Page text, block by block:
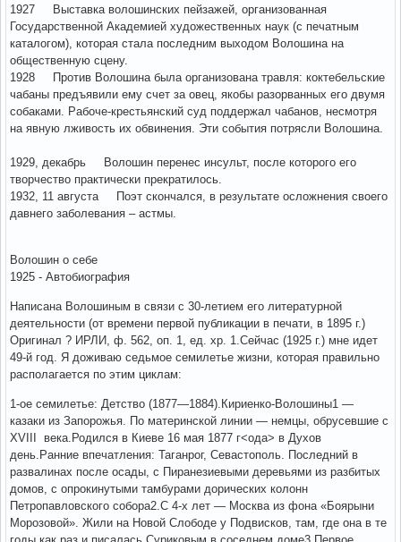
1927 Выставка волошинских пейзажей, организованная
Государственной Академией художественных наук (с печатным
каталогом), которая стала последним выходом Волошина на
общественную сцену.
1928 Против Волошина была организована травля: коктебельские
чабаны предъявили ему счет за овец, якобы разорванных его двумя
собаками. Рабоче-крестьянский суд поддержал чабанов, несмотря
на явную лживость их обвинения. Эти события потрясли Волошина.
1929, декабрь Волошин перенес инсульт, после которого его
творчество практически прекратилось.
1932, 11 августа Поэт скончался, в результате осложнения своего
давнего заболевания – астмы.
Волошин о себе
1925 - Автобиография
Написана Волошиным в связи с 30-летием его литературной
деятельности (от времени первой публикации в печати, в 1895 г.)
Оригинал ? ИРЛИ, ф. 562, оп. 1, ед. хр. 1.Сейчас (1925 г.) мне идет
49-й год. Я доживаю седьмое семилетье жизни, которая правильно
располагается по этим циклам:
1-ое семилетье: Детство (1877—1884).Кириенко-Волошины1 —
казаки из Запорожья. По материнской линии — немцы, обрусевшие с
XVIII века.Родился в Киеве 16 мая 1877 г<ода> в Духов
день.Ранние впечатления: Таганрог, Севастополь. Последний в
развалинах после осады, с Пиранезиевыми деревьями из разбитых
домов, с опрокинутыми тамбурами дорических колонн
Петропавловского собора2.С 4-х лет — Москва из фона «Боярыни
Морозовой». Жили на Новой Слободе у Подвисков, там, где она в те